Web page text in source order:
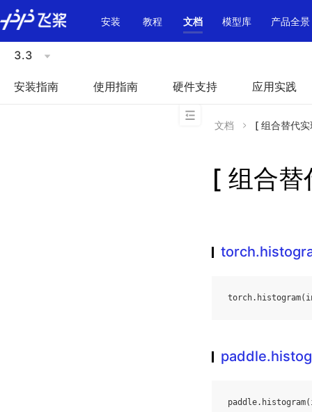
\u200E
安装
教程 文档 模型库 产品全景
3.3
安装指南 使用指南 硬件支持 应用实践
文档 [ 组合替代
[ 组合
torch. histogram(
paddle. histogram(